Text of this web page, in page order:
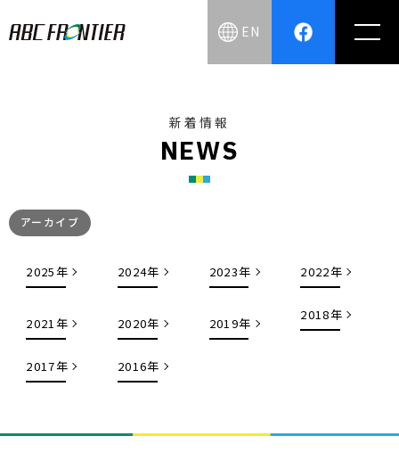
EN
新着情報
NEWS
アーカイブ
2025年 2024年 2023年 2022年
2021年 2020年 2019年
2018年
2017年 2016年